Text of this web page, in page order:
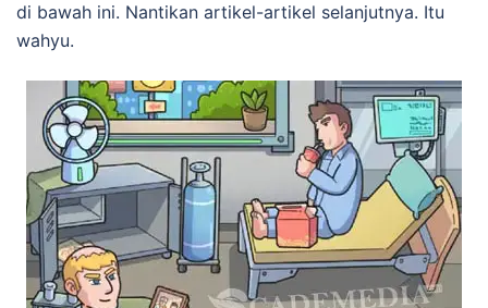
di bawah ini. Nantikan artikel-artikel selanjutnya. Itu
wahyu.